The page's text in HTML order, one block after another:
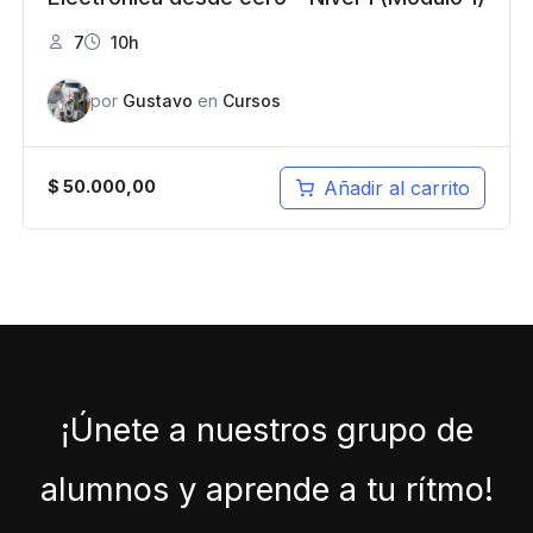
7 10h
por Gustavo en Cursos
$ 50.000,00 Añadir al carrito
¡Únete a nuestros grupo de
alumnos y aprende a tu rítmo!